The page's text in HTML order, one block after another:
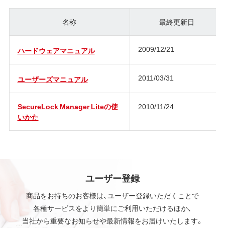
名称 最終更新日
ハードウェアマニュアル 2009/12/21
ユーザーズマニュアル 2011/03/31
SecureLock Manager Liteの使
いかた
2010/11/24
ユーザー登録
商品をお持ちのお客様は、ユーザー登録いただくことで
各種サービスをより簡単にご利用いただけるほか、
当社から重要なお知らせや最新情報をお届けいたします。